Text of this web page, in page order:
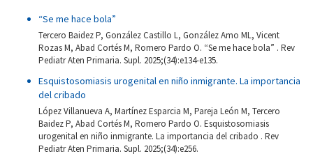
“Se me hace bola”
Tercero Baidez P, González Castillo L, González Amo ML, Vicent
Rozas M, Abad Cortés M, Romero Pardo O. “Se me hace bola” . Rev
Pediatr Aten Primaria. Supl. 2025;(34):e134-e135.
Esquistosomiasis urogenital en niño inmigrante. La importancia
del cribado
López Villanueva A, Martínez Esparcia M, Pareja León M, Tercero
Baidez P, Abad Cortés M, Romero Pardo O. Esquistosomiasis
urogenital en niño inmigrante. La importancia del cribado . Rev
Pediatr Aten Primaria. Supl. 2025;(34):e256.